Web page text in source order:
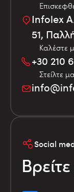
Infolex
51,
Καλέστε
+30 210
Στείλτε
Social